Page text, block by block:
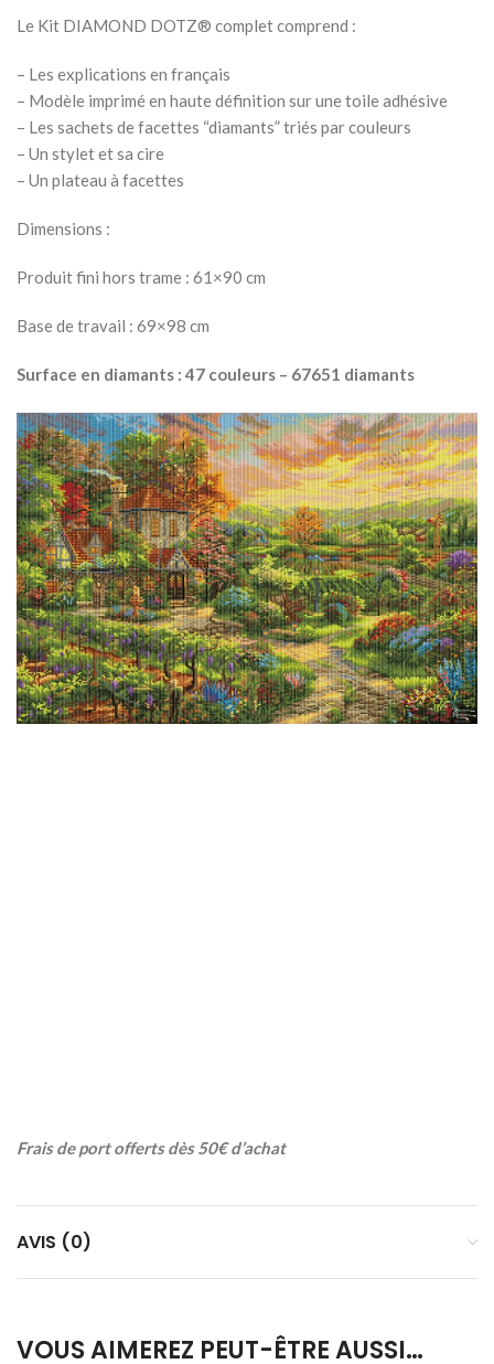
Le Kit DIAMOND DOTZ® complet comprend :
– Les explications en français
– Modèle imprimé en haute définition sur une toile adhésive
– Les sachets de facettes “diamants” triés par couleurs
– Un stylet et sa cire
– Un plateau à facettes
Dimensions :
Produit fini hors trame : 61×90 cm
Base de travail : 69×98 cm
Surface en diamants : 47 couleurs – 67651 diamants
Frais de port offerts dès 50€ d’achat
AVIS (0)
VOUS AIMEREZ PEUT-ÊTRE AUSSI…